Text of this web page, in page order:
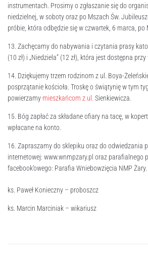
instrumentach. Prosimy o zgłaszanie się do
niedzielnej, w soboty oraz po Mszach Św.
próbie, która odbędzie się w czwartek, 6 marca, po
13. Zachęcamy do nabywania i czytania prasy
(10 zł) i „Niedziela” (12 zł), która jest dostępna przy
14. Dziękujemy trzem rodzinom z ul. Boya-
posprzątanie kościoła. Troskę o świątynię w tym
powierzamy mieszkańcom z ul. Sienkiewicza.
15. Bóg zapłać za składane ofiary na tacę, w
wpłacane na konto.
16. Zapraszamy do sklepiku oraz do odwiedzania
internetowej: www.wnmpzary.pl oraz parafialnego
facebook’owego: Parafia Wniebowzięcia NMP Żary.
ks. Paweł Konieczny – proboszcz
ks. Marcin Marciniak – wikariusz